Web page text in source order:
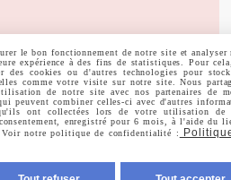
le bon fonctionnement de notre site et analyser
expérience à des fins de statistiques. Pour
des cookies ou d'autres technologies pour
comme votre visite sur notre site. Nous
de notre site avec nos partenaires de
peuvent combiner celles-ci avec d'autres
ont collectées lors de votre utilisation de
enregistré pour 6 mois, à l'aide du
notre politique de confidentialité :